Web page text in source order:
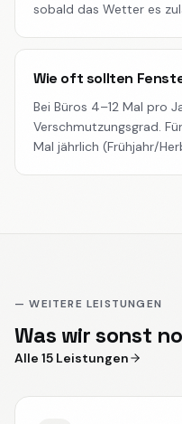
sobald das Wetter es
Wie oft sollten
Bei Büros 4–12 Mal pro
Verschmutzungsgrad.
Mal jährlich (Frühjahr/
— WEITERE LEISTUNGEN
Was wir sonst
Alle 15 Leistungen